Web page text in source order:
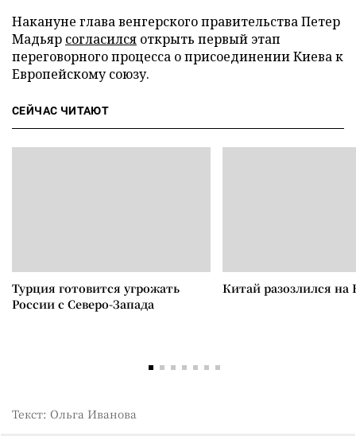
Накануне глава венгерского правительства Петер
Мадьяр согласился открыть первый этап
переговорного процесса о присоединении Киева к
Европейскому союзу.
СЕЙЧАС ЧИТАЮТ
Турция готовится угрожать
России с Северо-Запада
Китай разозлился на
Текст: Ольга Иванова